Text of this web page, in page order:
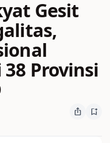
Gesit
Provinsi
ios_share bookmark_add